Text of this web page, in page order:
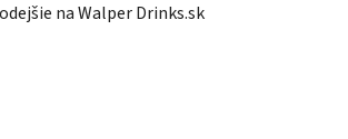
na Walper Drinks.sk